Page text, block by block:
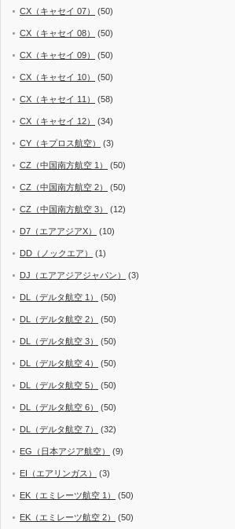
CX（キャセイ 07） (50)
CX（キャセイ 08） (50)
CX（キャセイ 09） (50)
CX（キャセイ 10） (50)
CX（キャセイ 11） (58)
CX（キャセイ 12） (34)
CY（キプロス航空） (3)
CZ（中国南方航空 1） (50)
CZ（中国南方航空 2） (50)
CZ（中国南方航空 3） (12)
D7（エアアジアX） (10)
DD（ノックエア） (1)
DJ（エアアジアジャパン） (3)
DL（デルタ航空 1） (50)
DL（デルタ航空 2） (50)
DL（デルタ航空 3） (50)
DL（デルタ航空 4） (50)
DL（デルタ航空 5） (50)
DL（デルタ航空 6） (50)
DL（デルタ航空 7） (32)
EG（日本アジア航空） (9)
EI（エアリンガス） (3)
EK（エミレーツ航空 1） (50)
EK（エミレーツ航空 2） (50)